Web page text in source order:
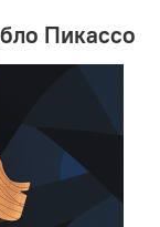
Пикассо